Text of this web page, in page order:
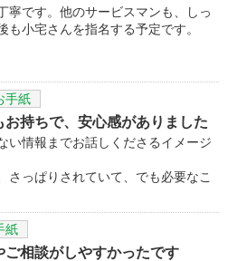
寧です。他のサービスマンも、しっ
小宅さんを指名する予定です。
手紙
持ちで、安心感がありました
い情報までお話しくださるイメージ
さっぱりされていて、でも必要なこ
紙
相談がしやすかったです